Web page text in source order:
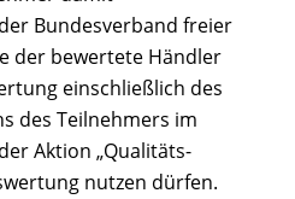
Bundesverband freier
der bewertete Händler
einschließlich des
des Teilnehmers im
Aktion „Qualitäts-
nutzen dürfen.